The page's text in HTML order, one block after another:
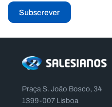
Subscrever
Praça S. João Bosco, 34
1399-007 Lisboa